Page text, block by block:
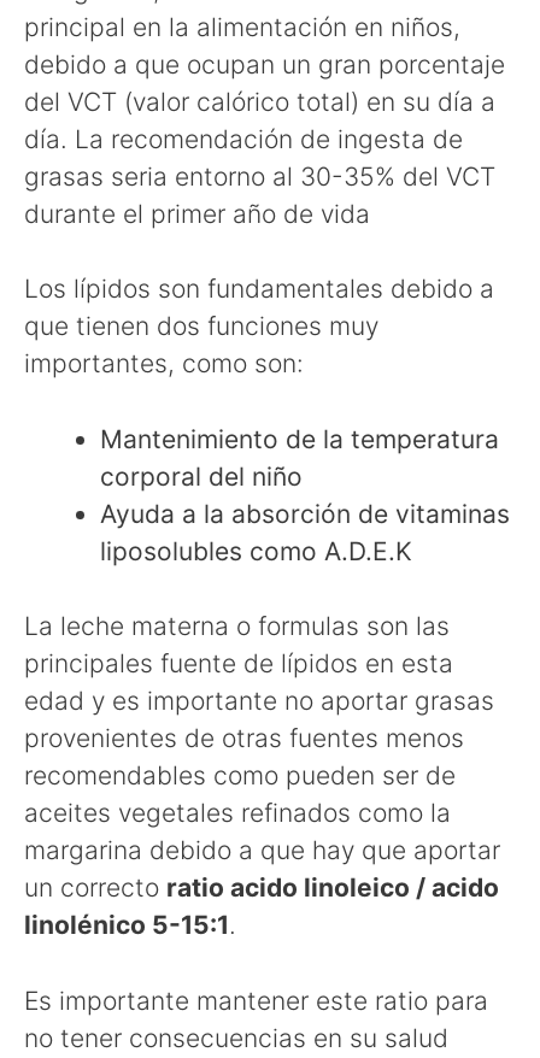
principal en la alimentación en niños,
debido a que ocupan un gran porcentaje
del VCT (valor calórico total) en su día a
día. La recomendación de ingesta de
grasas seria entorno al 30-35% del VCT
durante el primer año de vida
Los lípidos son fundamentales debido a
que tienen dos funciones muy
importantes, como son:
Mantenimiento de la temperatura
corporal del niño
Ayuda a la absorción de vitaminas
liposolubles como A.D.E.K
La leche materna o formulas son las
principales fuente de lípidos en esta
edad y es importante no aportar grasas
provenientes de otras fuentes menos
recomendables como pueden ser de
aceites vegetales refinados como la
margarina debido a que hay que aportar
un correcto ratio acido linoleico / acido
linolénico 5-15:1.
Es importante mantener este ratio para
no tener consecuencias en su salud